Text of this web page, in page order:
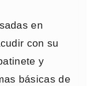
en
con su
y
básicas de